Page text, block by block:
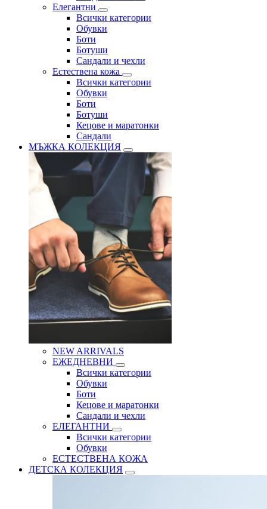
Елегантни
Всички категории
Обувки
Боти
Ботуши
Сандали и чехли
Естествена кожа
Всички категории
Обувки
Боти
Ботуши
Кецове и маратонки
Сандали
МЪЖКА КОЛЕКЦИЯ
NEW ARRIVALS
ЕЖЕДНЕВНИ
Всички категории
Обувки
Боти
Кецове и маратонки
Сандали и чехли
ЕЛЕГАНТНИ
Всички категории
Обувки
ЕСТЕСТВЕНА КОЖА
ДЕТСКА КОЛЕКЦИЯ